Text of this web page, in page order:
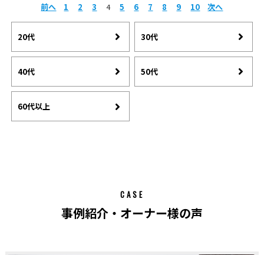
前へ 1 2 3 4 5 6 7 8 9 10 次へ
20代 30代
40代 50代
60代以上
CASE
事例紹介・オーナー様の声